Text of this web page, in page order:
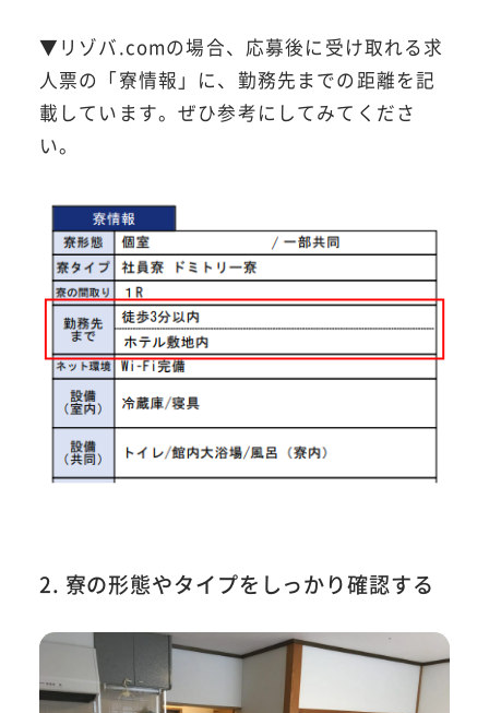
▼リゾバ.comの場合、応募後に受け取れる求
人票の「寮情報」に、勤務先までの距離を記
載しています。ぜひ参考にしてみてくださ
い。
2. 寮の形態やタイプをしっかり確認する